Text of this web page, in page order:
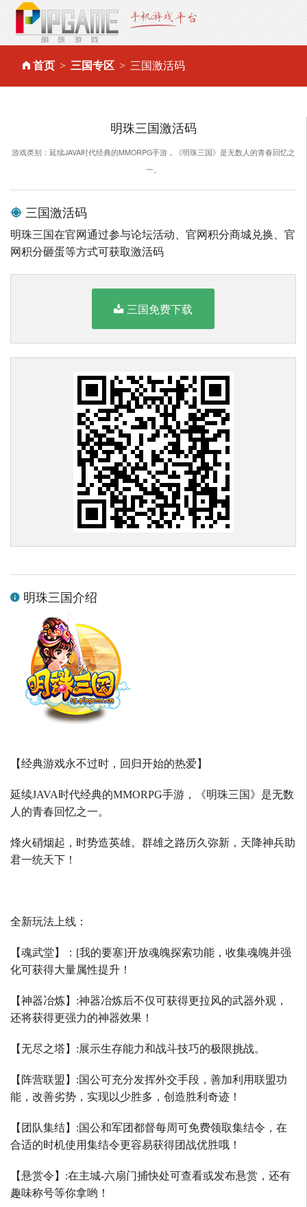
首页 三国专区 三国激活码
明珠三国激活码
游戏类别：延续JAVA时代经典的MMORPG手游，《明珠三国》是无数人的青春回忆之
一。
三国激活码
明珠三国在官网通过参与论坛活动、官网积分商城兑换、官
网积分砸蛋等方式可获取激活码
三国免费下载
明珠三国介绍
【经典游戏永不过时，回归开始的热爱】
延续JAVA时代经典的MMORPG手游，《明珠三国》是无数
人的青春回忆之一。
烽火硝烟起，时势造英雄。群雄之路历久弥新，天降神兵助
君一统天下！
全新玩法上线：
【魂武堂】： [我的要塞]开放魂魄探索功能，收集魂魄并强
化可获得大量属性提升！
【神器冶炼】 :神器冶炼后不仅可获得更拉风的武器外观，
还将获得更强力的神器效果！
【无尽之塔】 :展示生存能力和战斗技巧的极限挑战。
【阵营联盟】 :国公可充分发挥外交手段，善加利用联盟功
能，改善劣势，实现以少胜多，创造胜利奇迹！
【团队集结】 :国公和军团都督每周可免费领取集结令，在
合适的时机使用集结令更容易获得团战优胜哦！
【悬赏令】 :在主城-六扇门捕快处可查看或发布悬赏，还有
趣味称号等你拿哟！